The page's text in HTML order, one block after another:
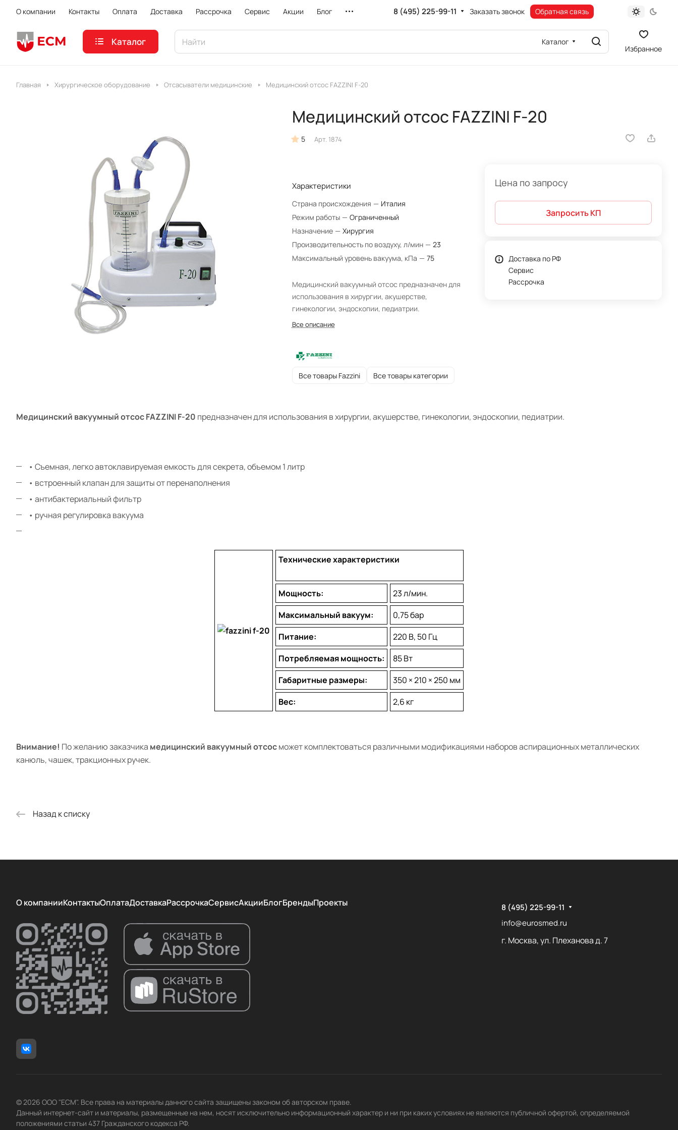
О компании Контакты Оплата Доставка Рассрочка Сервис Акции Блог 8 (495) 225-99-11 Заказать звонок Обратная связь
Каталог Каталог
Избранное
Главная Хирургическое оборудование Отсасыватели медицинские Медицинский отсос FAZZINI F-20
Медицинский отсос FAZZINI F-20
5 Арт. 1874
Характеристики
Страна происхождения — Италия
Режим работы — Ограниченный
Назначение — Хирургия
Производительность по воздуху, л/мин — 23
Максимальный уровень вакуума, кПа — 75
Медицинский вакуумный отсос предназначен для
использования в хирургии, акушерстве,
гинекологии, эндоскопии, педиатрии.
Все описание
Все товары Fazzini Все товары категории
Цена по запросу
Запросить КП
Доставка по РФ
Сервис
Рассрочка
Медицинский вакуумный отсос FAZZINI F-20 предназначен для использования в хирургии, акушерстве, гинекологии, эндоскопии, педиатрии.
• Съемная, легко автоклавируемая емкость для секрета, объемом 1 литр
• встроенный клапан для защиты от перенаполнения
• антибактериальный фильтр
• ручная регулировка вакуума
Технические характеристики
Мощность:
23 л/мин.
Максимальный вакуум:
0,75 бар
Питание:
220 В, 50 Гц
Потребляемая мощность:
85 Вт
Габаритные размеры:
350 × 210 × 250 мм
Вес:
2,6 кг
Внимание! По желанию заказчика медицинский вакуумный отсосможет комплектоваться различными модификациями наборов аспирационных металлических
канюль, чашек, тракционных ручек.
Назад к списку
О компанииКонтактыОплатаДоставкаРассрочкаСервисАкцииБлогБрендыПроекты
8 (495) 225-99-11
info@eurosmed.ru
г. Москва, ул. Плеханова д. 7
© 2026 ООО "ЕСМ". Все права на материалы данного сайта защищены законом об авторском праве.
Данный интернет-сайт и материалы, размещенные на нем, носят исключительно информационный характер и ни при каких условиях не являются публичной офертой, определяемой
положениями статьи 437 Гражданского кодекса РФ.